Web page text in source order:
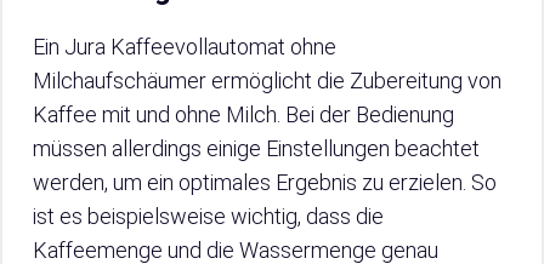
Ein Jura Kaffeevollautomat ohne
Milchaufschäumer ermöglicht die Zubereitung von
Kaffee mit und ohne Milch. Bei der Bedienung
müssen allerdings einige Einstellungen beachtet
werden, um ein optimales Ergebnis zu erzielen. So
ist es beispielsweise wichtig, dass die
Kaffeemenge und die Wassermenge genau